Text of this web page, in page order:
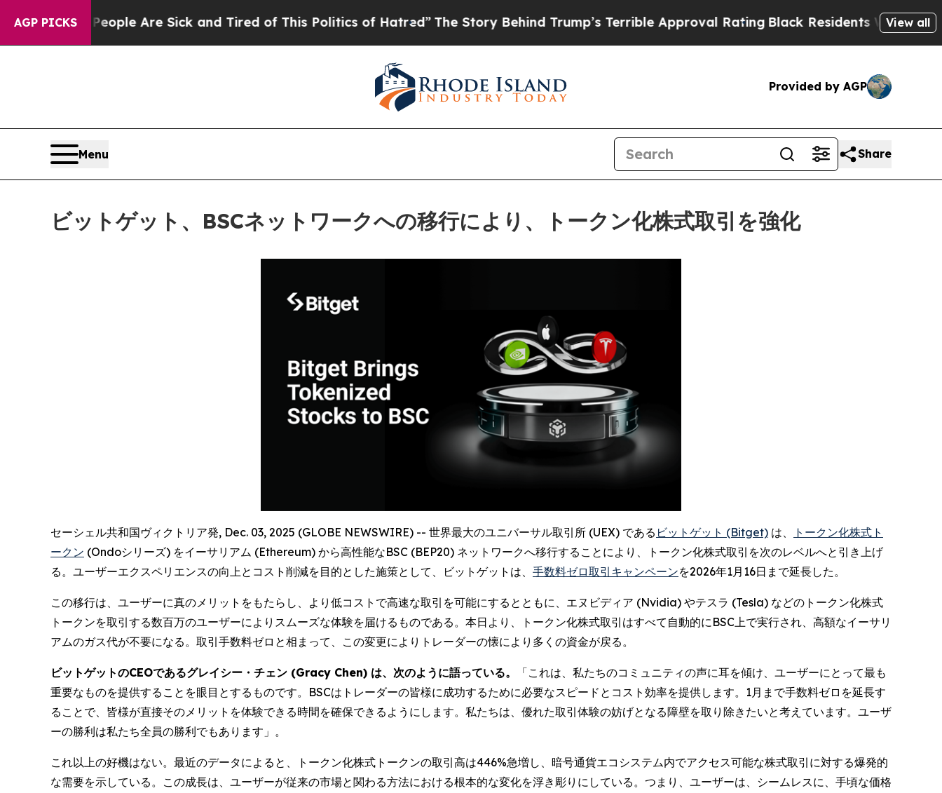
AGP PICKS
“People Are Sick and Tired of This Politics of Hatred”The Story Behind Trump’s Terrible Approval Rating Black Residents Warned ofView all
Provided by AGP
Menu Share
ビットゲット、BSCネットワークへの移行により、トークン化株式取引を強化
セーシェル共和国ヴィクトリア発, Dec. 03, 2025 (GLOBE NEWSWIRE) -- 世界最大のユニバーサル取引所 (UEX) である ビットゲット (Bitget) は、
トークン化株式ト
ークン (Ondoシリーズ) をイーサリアム (Ethereum) から高性能なBSC (BEP20) ネットワークへ移行することにより、トークン化株式取引を次のレベルへと引き上げ
る。ユーザーエクスペリエンスの向上とコスト削減を目的とした施策として、ビットゲットは、 手数料ゼロ取引キャンペーンを2026年1月16日まで延長した。
この移行は、ユーザーに真のメリットをもたらし、より低コストで高速な取引を可能にするとともに、エヌビディア (Nvidia) やテスラ (Tesla) などのトークン化株式
トークンを取引する数百万のユーザーによりスムーズな体験を届けるものである。本日より、トークン化株式取引はすべて自動的にBSC上で実行され、高額なイーサリ
アムのガス代が不要になる。取引手数料ゼロと相まって、この変更によりトレーダーの懐により多くの資金が戻る。
ビットゲットのCEOであるグレイシー・チェン (Gracy Chen) は、次のように語っている。
「これは、私たちのコミュニティの声に耳を傾け、ユーザーにとって最も
重要なものを提供することを眼目とするものです。BSCはトレーダーの皆様に成功するために必要なスピードとコスト効率を提供します。1月まで手数料ゼロを延長す
ることで、皆様が直接そのメリットを体験できる時間を確保できるようにします。私たちは、優れた取引体験の妨げとなる障壁を取り除きたいと考えています。ユーザ
ーの勝利は私たち全員の勝利でもあります」。
これ以上の好機はない。最近のデータによると、トークン化株式トークンの取引高は446%急増し、暗号通貨エコシステム内でアクセス可能な株式取引に対する爆発的
な需要を示している。この成長は、ユーザーが従来の市場と関わる方法における根本的な変化を浮き彫りにしている。つまり、ユーザーは、シームレスに、手頃な価格